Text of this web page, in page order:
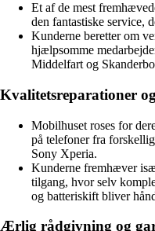
Et af de mest
den fantastiske service,
Kunderne beretter om
hjælpsomme
Middelfart og
Kvalitetsreparationer
Mobilhuset roses for
på telefoner fra
Sony Xperia.
Kunderne fremhæver
tilgang, hvor selv
og batteriskift bliver
Ærlig rådgivning og